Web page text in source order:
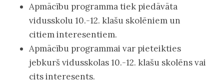
Apmācību programma tiek piedāvāta
vidusskolu 10.-12. klašu skolēniem un
citiem interesentiem.
Apmācību programmai var pieteikties
jebkurš vidusskolas 10.-12. klašu skolēns vai
cits interesents.